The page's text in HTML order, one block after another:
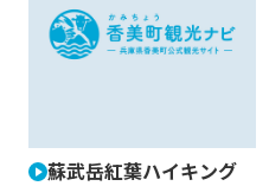
蘇武岳紅葉ハイキング